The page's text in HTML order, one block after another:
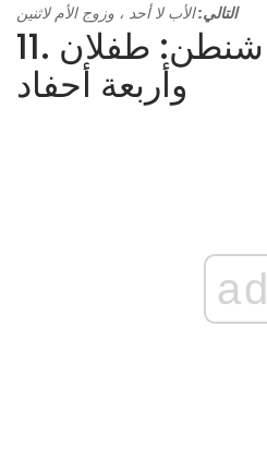
التالي:الأب لا أحد ، وزوج الأم لاثنين
11. جورج واشنطن: طفلان
وأربعة أحفاد
ad